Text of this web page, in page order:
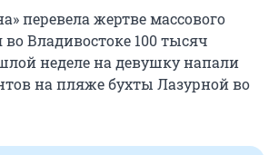
перевела жертве массового
Владивостоке 100 тысяч
неделе на девушку напали
на пляже бухты Лазурной во